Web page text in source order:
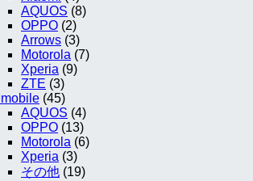
AQUOS (8)
OPPO (2)
Arrows (3)
Motorola (7)
Xperia (9)
ZTE (3)
(45)
AQUOS (4)
OPPO (13)
Motorola (6)
Xperia (3)
その他 (19)